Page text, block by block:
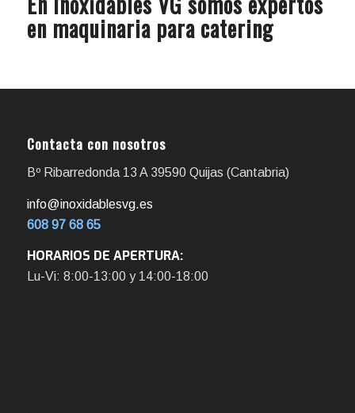
en maquinaria para catering
Contacta con nosotros
Bº Ribarredonda 13 A 39590 Quijas (Cantabria)
info@inoxidablesvg.es
608 97 68 65
HORARIOS DE APERTURA:
Lu-Vi: 8:00-13:00 y 14:00-18:00